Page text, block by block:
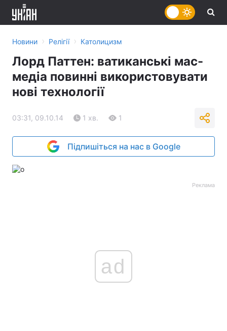
Новини › Релігії › Католицизм
Лорд Паттен: ватиканські мас-
медіа повинні використовувати
нові технології
03:31, 09.10.14 1 хв. 1
Підпишіться на нас в Google
Реклама
ad